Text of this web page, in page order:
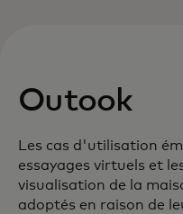
Outook
Les cas d'utilisation
essayages virtuels et
visualisation de la
adoptés en raison de